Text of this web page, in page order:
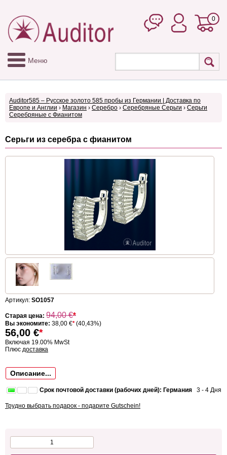
0
Меню
Auditor585 – Русское золото 585 пробы из Германии | Доставка по
Европе и Англии › Магазин › Серебро › Серебряные Серьги › Серьги
Серебряные с Фианитом
Серьги из серебра c фианитом
Артикул: SO1057
Старая цена: 94,00€*
Вы экономите: 38,00 €*(40,43%)
56,00 €*
Включая 19.00% MwSt
Плюс доставка
Описание...
Срок почтовой доставки (рабочих дней): Германия 3 - 4 Дня
Трудно выбрать подарок - подарите Gutschein!